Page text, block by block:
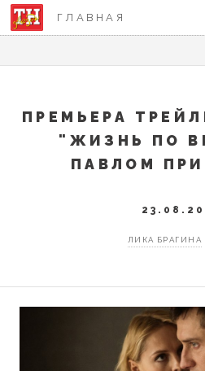
ГЛАВНАЯ
ПРЕМЬЕРА
"ЖИЗНЬ ПО
ПАВЛОМ
ЛИКА БРАГИНА